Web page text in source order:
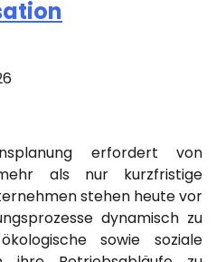
erfordert von
als nur kurzfristige
stehen heute vor
dynamisch zu
sowie soziale